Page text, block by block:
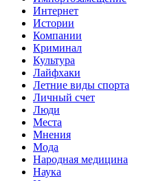
Интернет
Истории
Компании
Криминал
Культура
Лайфхаки
Летние виды спорта
Личный счет
Люди
Места
Мнения
Мода
Народная медицина
Наука